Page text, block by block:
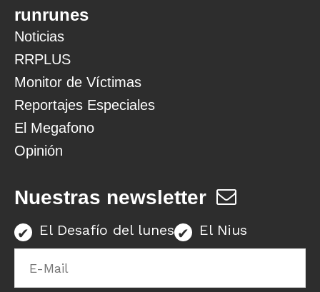
runrunes
Noticias
RRPLUS
Monitor de Víctimas
Reportajes Especiales
El Megafono
Opinión
Nuestras newsletter
El Desafío del lunes El Nius